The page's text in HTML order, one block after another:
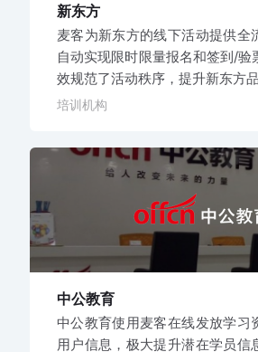
新东方
麦客为新东方的线下活动提供全
自动实现限时限量报名和签到/验
效规范了活动秩序，提升新东方品
培训机构
中公教育
中公教育使用麦客在线发放学习
用户信息，极大提升潜在学员信